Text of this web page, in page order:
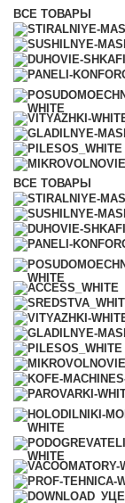
ВСЕ ТОВАРЫ
ВСЕ ТОВАРЫ